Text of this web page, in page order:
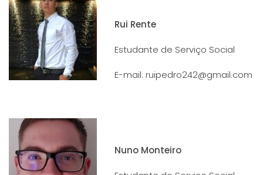
Rui Rente
Estudante de Serviço Social
E-mail: ruipedro242@gmail.com
Nuno Monteiro